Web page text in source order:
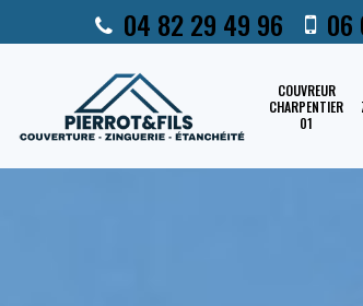
04 82 29 49 96 06
COUVREUR
CHARPENTIER
01